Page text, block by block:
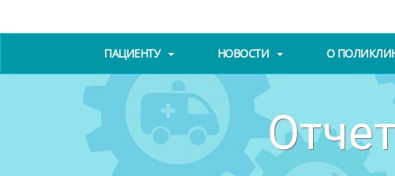
ПАЦИЕНТУ НОВОСТИ О